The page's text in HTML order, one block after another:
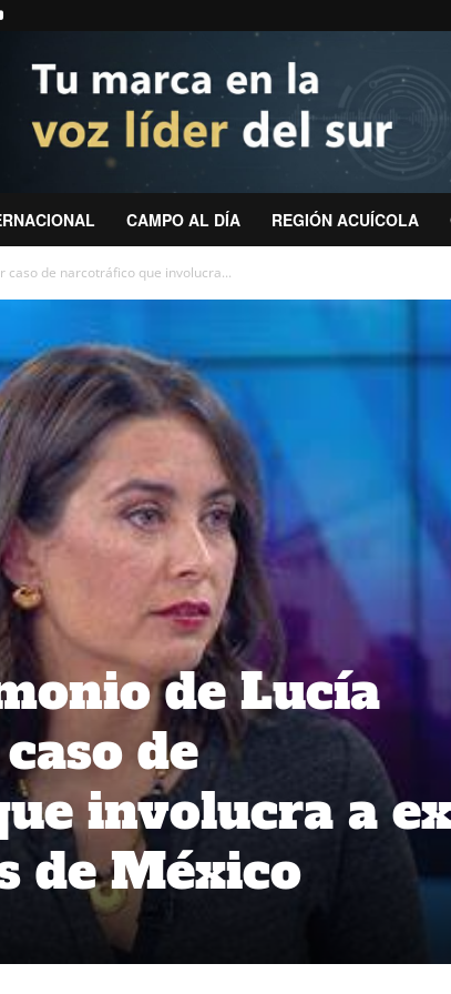
CAMPO AL DÍA REGIÓN ACUÍCOLA
caso de narcotráfico que involucra...
de Lucía
de
involucra a ex
de México